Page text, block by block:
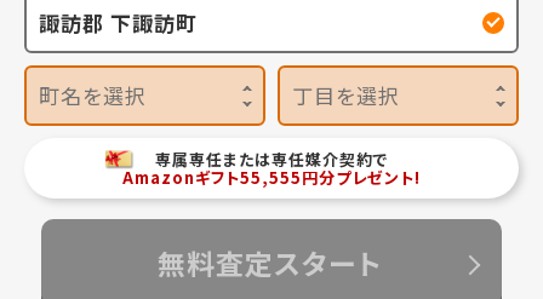
諏訪郡 下諏訪町
町名を選択 丁目を選択
専属専任または専任媒介契約で
Amazonギフト55,555円分プレゼント!
無料査定スタート